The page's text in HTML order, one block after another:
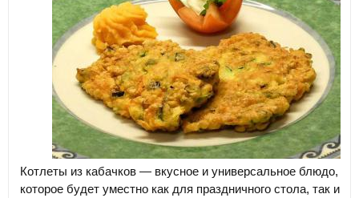
Котлеты из кабачков — вкусное и универсальное блюдо,
которое будет уместно как для праздничного стола, так и